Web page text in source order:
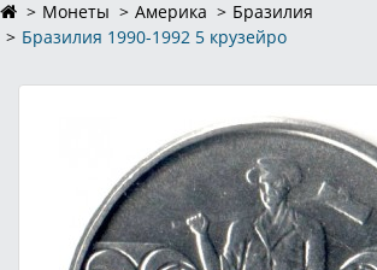
Монеты Америка
Бразилия
Бразилия 1990-1992 5 крузейро